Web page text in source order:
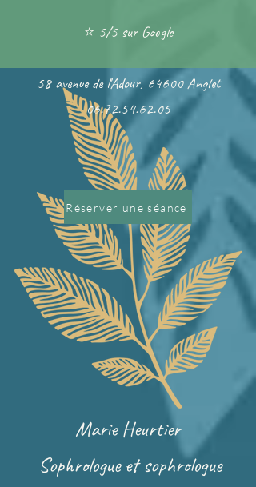
Marie Heurtier
Sophrologue et sophrologue
⭐ 5/5 sur Google
58 avenue de l'Adour, 64600 Anglet
06.72.54.62.05
Réserver une séance